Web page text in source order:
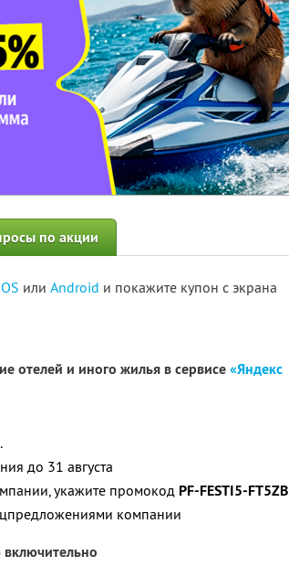
по акции
или Android и покажите купон с экрана
отелей и иного жилья в сервисе«Яндекс
до 31 августа
укажите промокод PF-FESTI5-FT5ZB
компании
включительно